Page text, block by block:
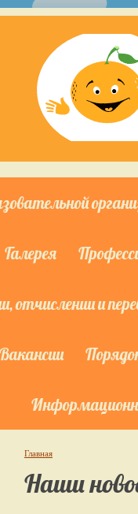
Галерея
отчислении и
Вакансии
Главная
Наши